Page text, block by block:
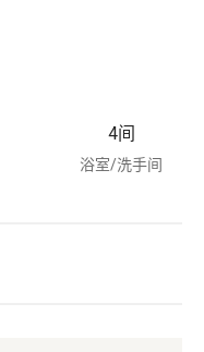
4间
浴室/洗手间